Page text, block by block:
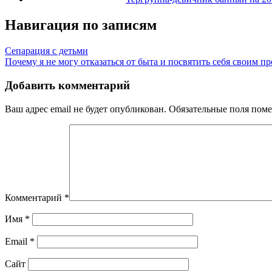
Навигация по записям
Сепарация с детьми
Почему я не могу отказаться от быта и посвятить себя своим
Добавить комментарий
Ваш адрес email не будет опубликован. Обязательные поля
Комментарий *
Имя *
Email *
Сайт